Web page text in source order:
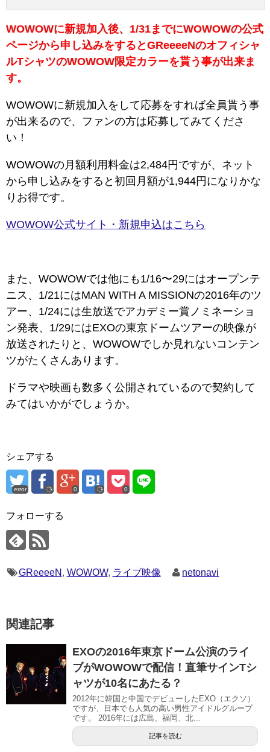
WOWOWに新規加入後、1/31までにWOWOWの公式
ページから申し込みをするとGReeeeNのオフィシャ
ルTシャツのWOWOW限定カラーを貰う事が出来ま
す。
WOWOWに新規加入をして応募をすれば全員貰う事
が出来るので、ファンの方は応募してみてくださ
い！
WOWOWの月額利用料金は2,484円ですが、ネット
から申し込みをすると初回月額が1,944円になりかな
りお得です。
WOWOW公式サイト・新規申込はこちら
また、WOWOWでは他にも1/16〜29にはオープンテ
ニス、1/21にはMAN WITH A MISSIONの2016年のツ
アー、1/24には生放送でアカデミー賞ノミネーショ
ン発表、1/29にはEXOの東京ドームツアーの映像が
放送されたりと、WOWOWでしか見れないコンテン
ツがたくさんあります。
ドラマや映画も数多く公開されているので契約して
みてはいかがでしょうか。
シェアする
error 0 0
フォローする
GReeeeN , WOWOW, ライブ映像 netonavi
関連記事
EXOの2016年東京ドーム公演のライ
ブがWOWOWで配信！直筆サインTシ
ャツが10名にあたる？
2012年に韓国と中国でデビューしたEXO（エクソ）
ですが、日本でも人気の高い男性アイドルグループ
です。 2016年には広島、福岡、北...
記事を読む